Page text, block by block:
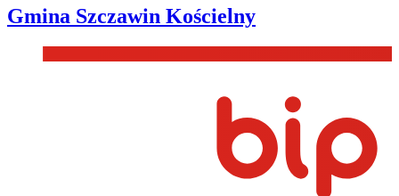
Gmina Szczawin Kościelny